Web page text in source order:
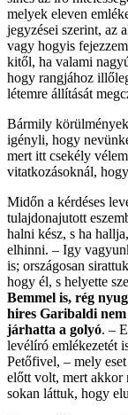
melyek eleven
jegyzései szerint, az
vagy hogyis
kitől, ha valami
hogy rangjához
létemre állítását
Bármily
igényli, hogy
mert itt csekély
vitatkozásoknál,
Midőn a kérdéses
tulajdonajutott
halni kész, s ha
elhinni. – Igy
is; országosan
hogy él, s helyette
Bemmel is, rég
hires Garibaldi
járhatta a golyó. –
levélíró emlékezetét
Petőfivel, – mely
előtt volt, mert akkor
sokan láttuk, hogy